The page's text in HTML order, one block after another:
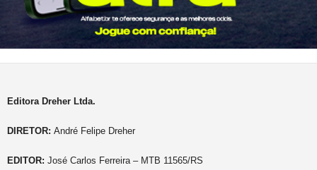
Editora Dreher Ltda.
DIRETOR: André Felipe Dreher
EDITOR: José Carlos Ferreira – MTB 11565/RS